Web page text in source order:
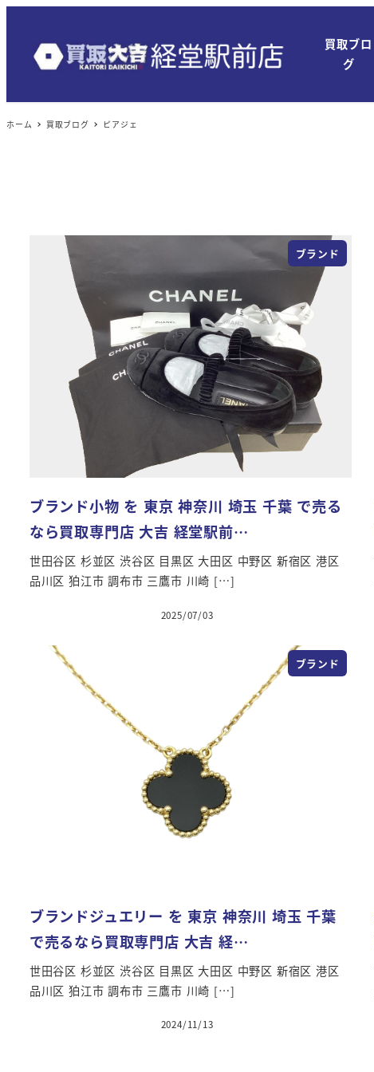
買取ブロ
グ
ホーム 買取ブログ ピアジェ
ブランド
ブランド小物 を 東京 神奈川 埼玉 千葉 で売る
なら買取専門店 大吉 経堂駅前…
世田谷区 杉並区 渋谷区 目黒区 大田区 中野区 新宿区 港区
品川区 狛江市 調布市 三鷹市 川崎 […]
2025/07/03
ブランド
ブランドジュエリー を 東京 神奈川 埼玉 千葉
で売るなら買取専門店 大吉 経…
世田谷区 杉並区 渋谷区 目黒区 大田区 中野区 新宿区 港区
品川区 狛江市 調布市 三鷹市 川崎 […]
2024/11/13